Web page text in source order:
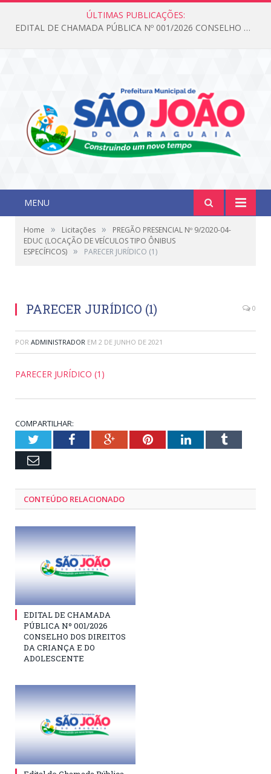
ÚLTIMAS PUBLICAÇÕES:
EDITAL DE CHAMADA PÚBLICA Nº 001/2026 CONSELHO DOS DIREITOS DA CRIANÇA E DO ADOLESCENTE
MENU
Home » Licitações »
PREGÃO PRESENCIAL Nº 9/2020-04-
EDUC (LOCAÇÃO DE VEÍCULOS TIPO ÔNIBUS
ESPECÍFICOS) » PARECER JURÍDICO (1)
PARECER JURÍDICO (1) 0
POR ADMINISTRADOR EM 2 DE JUNHO DE 2021
PARECER JURÍDICO (1)
COMPARTILHAR:
TwitterFacebookGoogle+PinterestLinkedInTumblr
Email
CONTEÚDO RELACIONADO
EDITAL DE CHAMADA
PÚBLICA Nº 001/2026
CONSELHO DOS DIREITOS
DA CRIANÇA E DO
ADOLESCENTE